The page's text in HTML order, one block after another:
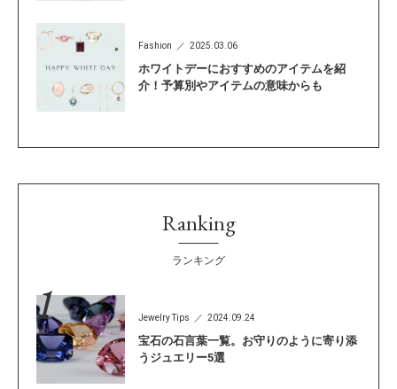
Fashion 2025.03.06
ホワイトデーにおすすめのアイテムを紹
介！予算別やアイテムの意味からも
Ranking
ランキング
Jewelry Tips 2024.09.24
宝石の石言葉一覧。お守りのように寄り添
うジュエリー5選